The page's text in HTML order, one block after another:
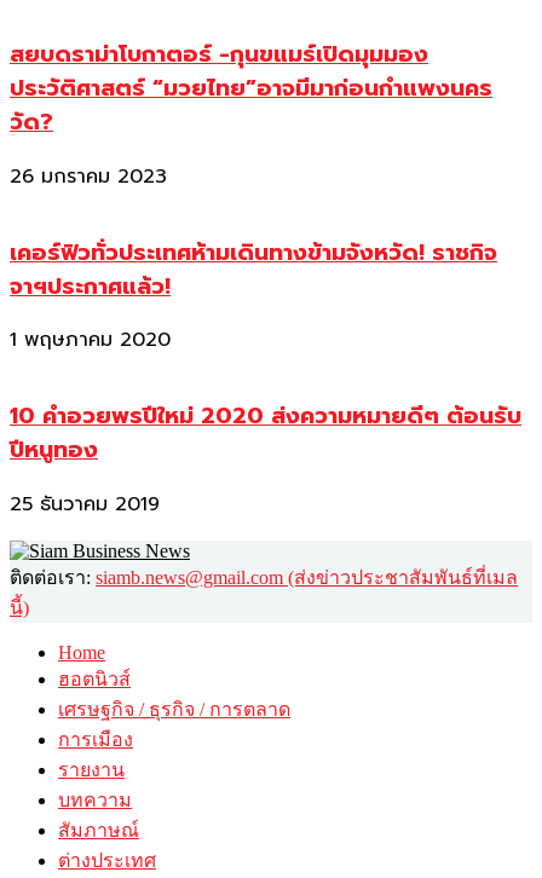
สยบดราม่าโบกาตอร์ -กุนขแมร์เปิดมุมมอง
ประวัติศาสตร์ “มวยไทย”อาจมีมาก่อนกำแพงนคร
วัด?
26 มกราคม 2023
เคอร์ฟิวทั่วประเทศห้ามเดินทางข้ามจังหวัด! ราชกิจ
จาฯประกาศแล้ว!
1 พฤษภาคม 2020
10 คำอวยพรปีใหม่ 2020 ส่งความหมายดีๆ ต้อนรับ
ปีหนูทอง
25 ธันวาคม 2019
ติดต่อเรา: siamb.news@gmail.com (ส่งข่าวประชาสัมพันธ์ที่เมล
นี้)
Home
ฮอตนิวส์
เศรษฐกิจ / ธุรกิจ / การตลาด
การเมือง
รายงาน
บทความ
สัมภาษณ์
ต่างประเทศ